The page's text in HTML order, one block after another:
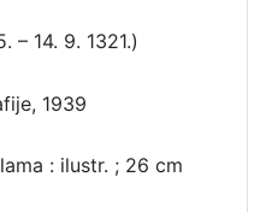
– 14. 9. 1321.)
1939
: ilustr. ; 26 cm